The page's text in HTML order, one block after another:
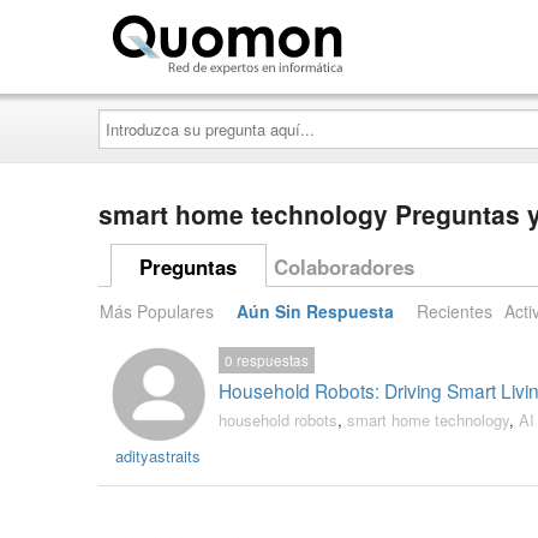
Introduzca
su
pregunta
aquí...
smart home technology Preguntas
Preguntas Colaboradores
Más Populares Aún Sin Respuesta Recientes
adityastraits
Household Robots: Driving Smart
0 respuestas
household robots, smart home technology, AI